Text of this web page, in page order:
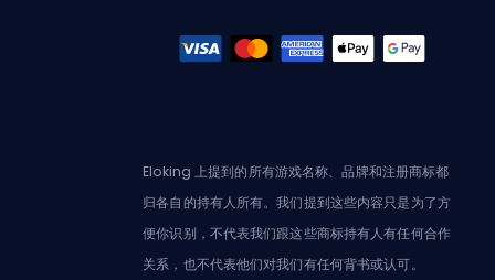
Eloking 上提到的所有游戏名称、品牌和注册商标都
归各自的持有人所有。我们提到这些内容只是为了方
便你识别，不代表我们跟这些商标持有人有任何合作
关系，也不代表他们对我们有任何背书或认可。